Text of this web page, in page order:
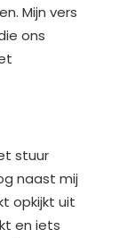
Mijn vers
ons
stuur
naast mij
opkijkt uit
en iets